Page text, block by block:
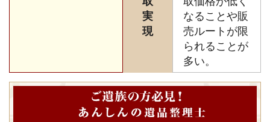
実
現
なることや販
売ルートが限
られることが
多い。